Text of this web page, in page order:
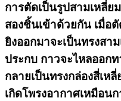
การตัดเป็นรูปสามเหลี่ย
สองชิ้นเข้าด้วยกัน เมื่อ
ยิงออกมาจะเป็นทรงสา
ประกบ กาวจะไหลออก
กลายเป็นทรงกล่องสี่เห
เกิดโพรงอากาศเหมือน